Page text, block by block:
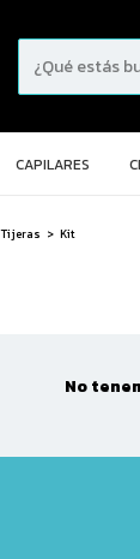
CAPILARES
Tijeras > Kit
No